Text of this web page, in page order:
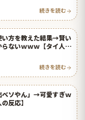
続きを読む
い方を教えた結果→賢い
ないｗｗｗ【タイ人の
続きを読む
ベソやん」→可愛すぎｗ
反応】